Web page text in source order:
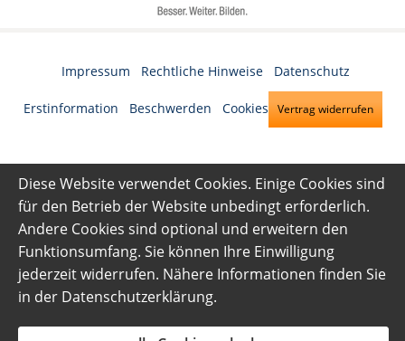
Impressum Rechtliche Hinweise Datenschutz
Erstinformation Beschwerden Cookies Vertrag widerrufen
Diese Website verwendet Cookies. Einige Cookies sind
für den Betrieb der Website unbedingt erforderlich.
Andere Cookies sind optional und erweitern den
Funktionsumfang. Sie können Ihre Einwilligung
jederzeit widerrufen. Nähere Informationen finden Sie
in der Datenschutzerklärung.